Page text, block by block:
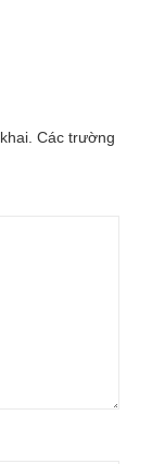
Các trường